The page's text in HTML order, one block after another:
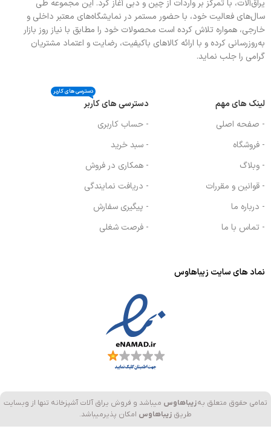
یراق‌آلات، با تمرکز بر واردات از چین و دبی آغاز کرد. این مجموعه طی
سال‌های فعالیت خود، با حضور مستمر در نمایشگاه‌های معتبر داخلی و
خارجی، همواره تلاش کرده است محصولات خود را مطابق با نیاز روز بازار
به‌روزرسانی کرده و با ارائه کالاهای باکیفیت، رضایت و اعتماد مشتریان
گرامی را جلب نماید.
لینک های مهم
- صفحه اصلی
- فروشگاه
- وبلاگ
- قوانین و مقررات
- درباره ما
- تماس با ما
دسترسی های کاربر
دسترسی های کاربر
- حساب کاربری
- سبد خرید
- همکاری در فروش
- دریافت نمایندگی
- پیگیری سفارش
- فرصت شغلی
نماد های سایت زیباهاوس
تمامی حقوق متعلق بهزیباهاوس میباشد و فروش یراق آلات آشپزخانه تنها از وبسایت
طریق زیباهاوس امکان پذیرمیباشد.